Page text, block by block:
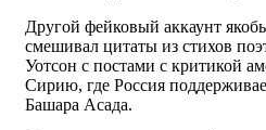
Другой фейковый аккаунт
смешивал цитаты из стихов
Уотсон с постами с критикой
Сирию, где Россия
Башара Асада.